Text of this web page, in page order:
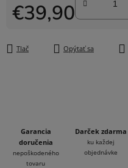
€39,90
Tlač Opýtať sa
Garancia
doručenia
nepoškodeného
tovaru
Darček zdarma
ku každej
objednávke